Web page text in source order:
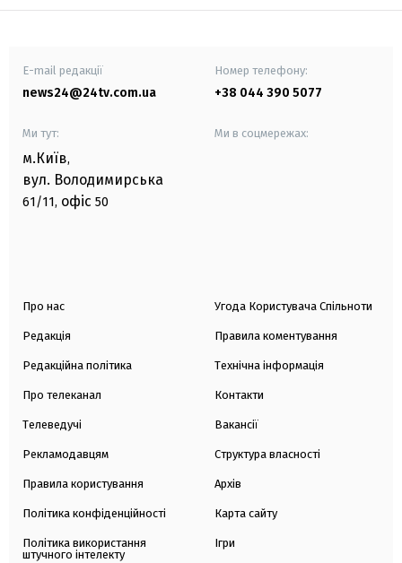
E-mail редакції
news24@24tv.com.ua
Номер телефону:
+38 044 390 5077
Ми тут:
м.Київ,
вул. Володимирська
61/11, офіс 50
Ми в соцмережах:
Про нас
Редакція
Редакційна політика
Про телеканал
Телеведучі
Рекламодавцям
Правила користування
Політика конфіденційності
Політика використання
штучного інтелекту
Угода Користувача Спільноти
Правила коментування
Технічна інформація
Контакти
Вакансії
Структура власності
Архів
Карта сайту
Ігри